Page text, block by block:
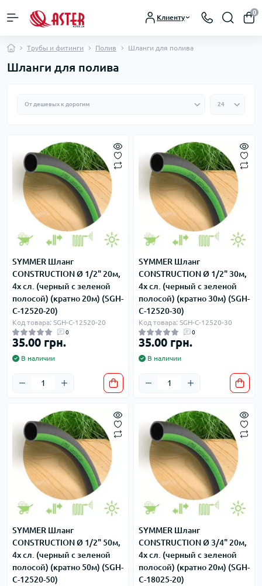
Клиенту
0
Трубы и фитинги Полив Шланги для полива
Шланги для полива
SYMMER Шланг
CONSTRUCTION Ø 1/2" 20м,
4х сл. (черный с зеленой
полосой) (кратно 20м) (SGH-
С-12520-20)
Код товара: SGH-С-12520-20
0
35.00 грн.
В наличии
SYMMER Шланг
CONSTRUCTION Ø 1/2" 30м,
4х сл. (черный с зеленой
полосой) (кратно 30м) (SGH-
С-12520-30)
Код товара: SGH-С-12520-30
0
35.00 грн.
В наличии
SYMMER Шланг
CONSTRUCTION Ø 1/2" 50м,
4х сл. (черный с зеленой
полосой) (кратно 50м) (SGH-
С-12520-50)
SYMMER Шланг
CONSTRUCTION Ø 3/4" 20м,
4х сл. (черный с зеленой
полосой) (кратно 20м) (SGH-
С-18025-20)